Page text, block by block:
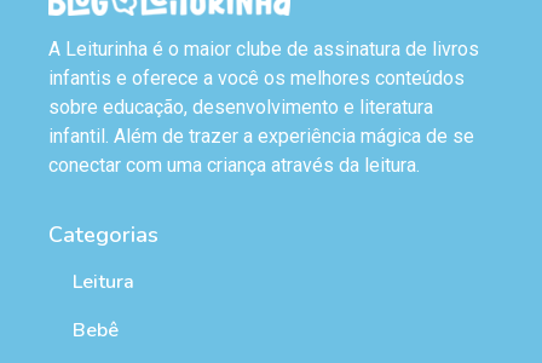
A Leiturinha é o maior clube de assinatura de livros
infantis e oferece a você os melhores conteúdos
sobre educação, desenvolvimento e literatura
infantil. Além de trazer a experiência mágica de se
conectar com uma criança através da leitura.
Categorias
Leitura
Bebê